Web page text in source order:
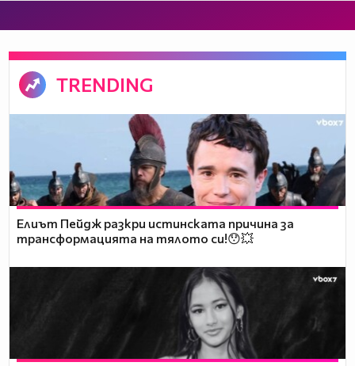
TRENDING
Елиът Пейдж разкри истинската причина за
трансформацията на тялото си!😯💥